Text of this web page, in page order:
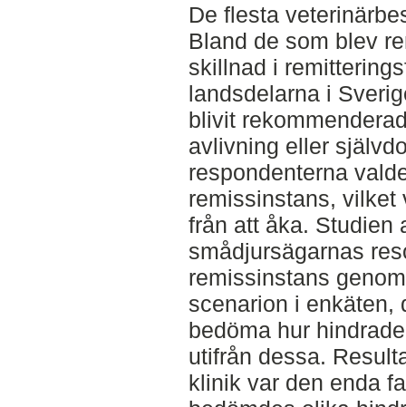
De flesta
Bland de som blev
skillnad i
landsdelarna i
blivit
avlivning eller
respondenterna
remissinstans, vilket
från att åka. Studien
smådjursägarnas
remissinstans
scenarion i enkäten,
bedöma hur
utifrån dessa.
klinik var den enda